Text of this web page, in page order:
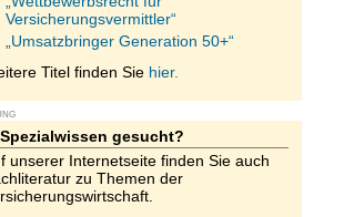
Versicherungsvermittler“
„Umsatzbringer Generation 50+“
Titel finden Sie hier.
Spezialwissen gesucht?
unserer Internetseite finden Sie auch
zu Themen der